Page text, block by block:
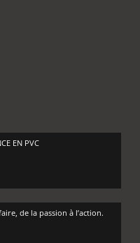
EN PVC
de la passion à l’action.